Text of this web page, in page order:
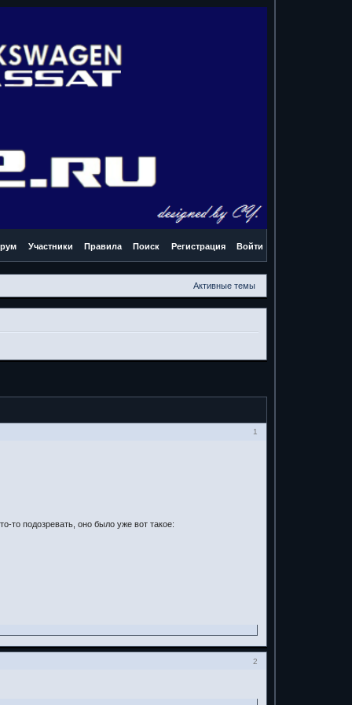
Участники Правила Поиск Регистрация Войти
Активные темы
1
то подозревать, оно было уже вот такое:
2